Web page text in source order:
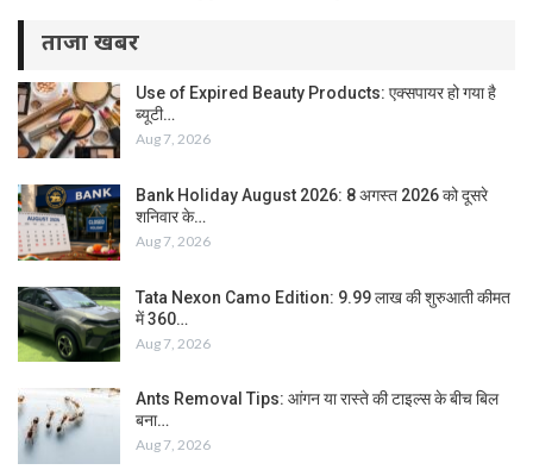
ताजा खबर
Use of Expired Beauty Products: एक्सपायर हो गया है
ब्यूटी…
Aug 7, 2026
Bank Holiday August 2026: 8 अगस्त 2026 को दूसरे
शनिवार के…
Aug 7, 2026
Tata Nexon Camo Edition: 9.99 लाख की शुरुआती कीमत
में 360…
Aug 7, 2026
Ants Removal Tips: आंगन या रास्ते की टाइल्स के बीच बिल
बना…
Aug 7, 2026